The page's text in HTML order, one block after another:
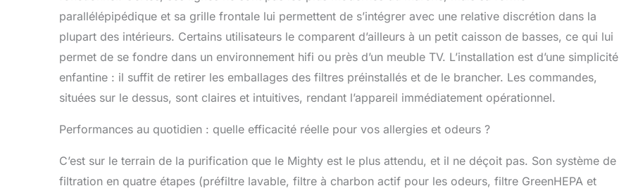
𝐑𝐞́𝐝𝐮𝐢𝐫𝐞 𝐥𝐚 𝐂𝐨𝐧𝐬𝐨𝐦𝐦𝐚𝐭𝐢𝐨𝐧: Le capteur de qualité de l’air ajuste
automatiquement la vitesse de ventilation. Lorsque l’air reste
propre, le ventilateur se met en pause et redémarre si nécessaire
𝐈𝐨𝐧𝐢𝐬𝐞𝐮𝐫 𝐎𝐩𝐭𝐢𝐨𝐧𝐧𝐞𝐥 𝐚𝐯𝐞𝐜 𝐂𝐨𝐧𝐭𝐫𝐨̂𝐥𝐞 𝐌𝐚𝐫𝐜𝐡𝐞 𝐞𝐭 𝐀𝐫𝐫𝐞̂𝐭: L’ioniseur intégré
peut être activé ou désactivé selon vos préférences. La filtration
mécanique continue de purifier l’air lorsque l’ioniseur est éteint
𝐅𝐢𝐥𝐭𝐫𝐞 𝐋𝐨𝐧𝐠𝐮𝐞 𝐃𝐮𝐫𝐞́𝐞 𝐣𝐮𝐬𝐪𝐮’𝐚̀ 𝟏𝟐 𝐌𝐨𝐢𝐬: Le filtre durable réduit la
réelle dépend de l’utilisation, du temps de fonctionnement et de
la qualité de l’air intérieur
𝐄𝐱𝐩𝐞𝐫𝐭 𝐌𝐨𝐧𝐝𝐢𝐚𝐥 𝐝𝐞 𝐥𝐚 𝐏𝐮𝐫𝐢𝐟𝐢𝐜𝐚𝐭𝐢𝐨𝐧 𝐝𝐞
𝐥’𝐀𝐢𝐫: Avec plus de 30 ans d’innovation et plus de 15 millions de
clients dans le monde, Coway développe des purificateurs d’air
performants et fiables pour les foyers modernes
parallélépipédique et sa grille frontale lui permettent de s’intégrer avec une relative discrétion dans la
plupart des intérieurs. Certains utilisateurs le comparent d’ailleurs à un petit caisson de basses, ce qui lui
permet de se fondre dans un environnement hifi ou près d’un meuble TV. L’installation est d’une simplicité
enfantine : il suffit de retirer les emballages des filtres préinstallés et de le brancher. Les commandes,
situées sur le dessus, sont claires et intuitives, rendant l’appareil immédiatement opérationnel.
Performances au quotidien : quelle efficacité réelle pour vos allergies et odeurs ?
C’est sur le terrain de la purification que le Mighty est le plus attendu, et il ne déçoit pas. Son système de
filtration en quatre étapes (préfiltre lavable, filtre à charbon actif pour les odeurs, filtre GreenHEPA et